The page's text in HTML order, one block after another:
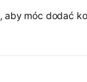
, aby móc dodać